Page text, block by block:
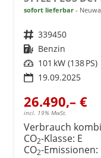
sofort lieferbar
Fahrzeugnr. 339450
Kraftstoff Benzin
Leistung 101 kW (138 PS)
19.09.2025
26.490,– €
incl. 19% MwSt.
Verbrauch
CO2-Klasse: E
CO2-Emissionen: